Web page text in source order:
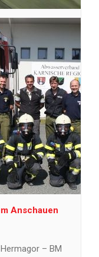
Anschauen
– BM